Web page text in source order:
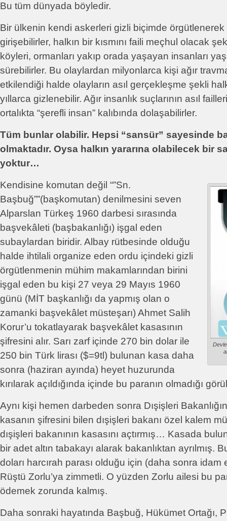
Bu tüm dünyada böyledir.
Bir ülkenin kendi askerleri gizli biçimde
girişebilirler, halkın bir kısmını faili meçhul olacak
köyleri, ormanları yakıp orada yaşayan insanları
sürebilirler. Bu olaylardan milyonlarca kişi ağır
etkilendiği halde olayların asıl gerçekleşme şekli
yıllarca gizlenebilir. Ağır insanlık suçlarının asıl
ortalıkta “şerefli insan” kalıbında dolaşabilirler.
Tüm bunlar olabilir. Hepsi “sansür” sayesinde
olmaktadır. Oysa halkın yararına olabilecek bir
yoktur…
Kendisine komutan değil “”Sn.
Başbuğ””(başkomutan) denilmesini seven
Alparslan Türkeş 1960 darbesi sırasında
başvekâleti (başbakanlığı) işgal eden
subaylardan biridir. Albay rütbesinde olduğu
halde ihtilali organize eden ordu içindeki gizli
örgütlenmenin mühim makamlarından birini
işgal eden bu kişi 27 veya 29 Mayıs 1960
günü (MİT başkanlığı da yapmış olan o
zamanki başvekâlet müsteşarı) Ahmet Salih
Korur’u tokatlayarak başvekâlet kasasının
şifresini alır. Sarı zarf içinde 270 bin dolar ile
250 bin Türk lirası ($=9tl) bulunan kasa daha
sonra (haziran ayında) heyet huzurunda
kırılarak açıldığında içinde bu paranın olmadığı
Aynı kişi hemen darbeden sonra Dışişleri
kasanın şifresini bilen dışişleri bakanı özel kalem
dışişleri bakanının kasasını açtırmış… Kasada
bir adet altın tabakayı alarak bakanlıktan ayrılmış.
doları harcırah parası olduğu için (daha sonra
Rüştü Zorlu’ya zimmetli. O yüzden Zorlu ailesi bu
ödemek zorunda kalmış.
Daha sonraki hayatında Başbuğ, Hükümet Ortağı,